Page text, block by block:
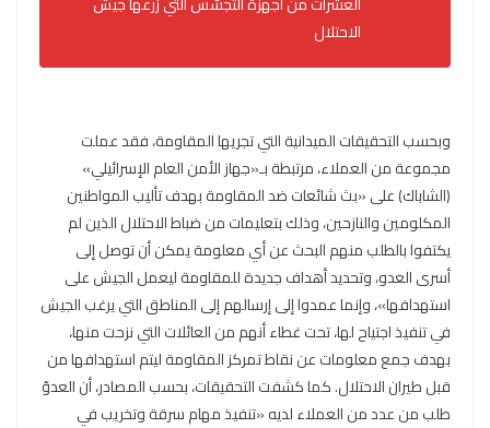
الاحتلال
وبحسب التحقيقات الميدانية التي تجريها المقاومة، فقد عملت
مجموعة من العملاء، مرتبطة بـ«جهاز الأمن العام الإسرائيلي»
(الشاباك) على «بث شائعات ضد المقاومة بهدف تأليب المواطنين
المكلومين والنازحين، وذلك بتعليمات من ضباط الاحتلال الذين لم
يكتفوا بالطلب منهم البحث عن أي معلومة يمكن أن توصل إلى
أسرى العدو، وتحديد أهداف جديدة للمقاومة ليعمل الجيش على
استهدافها»، وإنما عمدوا إلى إرسالهم إلى المناطق التي يرغب الجيش
في تنفيذ اجتياح لها، تحت غطاء أنهم من العائلات التي نزحت منها،
بهدف جمع معلومات عن نقاط تمركز المقاومة ليتم استهدافها من
قبل طيران الاحتلال. كما كشفت التحقيقات، بحسب المصادر، أن العدوّ
طلب من عدد من العملاء لديه «تنفيذ مهام سرقة وتخريب في